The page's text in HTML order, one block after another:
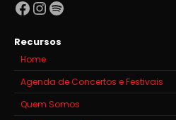
Facebook
Instagram
Spotify
Recursos
Home
Agenda de Concertos e Festivais
Quem Somos